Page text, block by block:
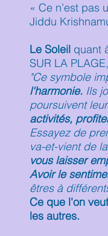
« Ce n’est pas
Jiddu
Le Soleil quant
SUR LA
"Ce symbole
l'harmonie. Ils
poursuivent
activités,
Essayez de
va-et-vient de
vous laisser
Avoir le
êtres à
Ce que l'on
les autres.